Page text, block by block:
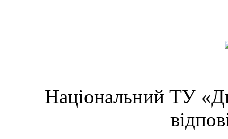
Національний ТУ